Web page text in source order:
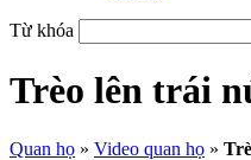
Từ khóa
Trèo lên trái
Quan họ » Video quan họ »